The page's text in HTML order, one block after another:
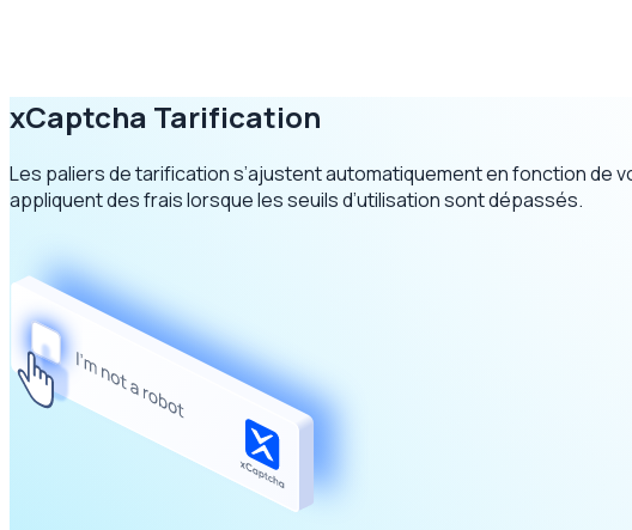
xCaptcha Tarification
Les paliers de tarification s’ajustent automatiquement en fonction
appliquent des frais lorsque les seuils d’utilisation sont dépassés.